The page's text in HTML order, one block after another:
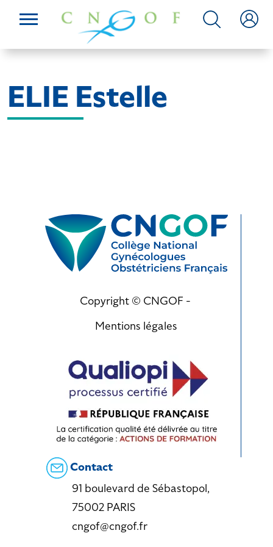
ELIE Estelle
Copyright © CNGOF -
Mentions légales
Contact
91 boulevard de Sébastopol,
75002 PARIS
cngof@cngof.fr